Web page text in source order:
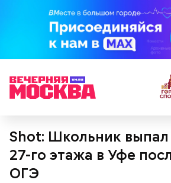
Shot: Школьник выпал
27-го этажа в Уфе
ОГЭ
Реакция Гасанова на